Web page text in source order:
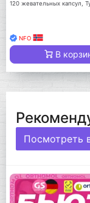
120 жевательных капсул,
NFO
В
Посмотреть